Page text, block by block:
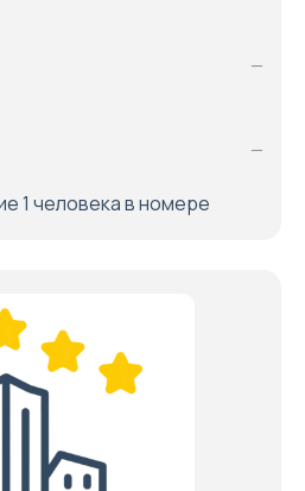
—
—
1 человека в номере